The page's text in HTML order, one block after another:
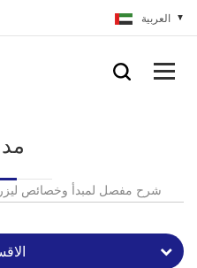
العربية
شرح مفصل لمبدأ وخصائص ليزر